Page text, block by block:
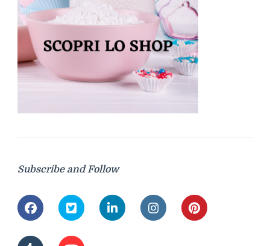
Subscribe and Follow